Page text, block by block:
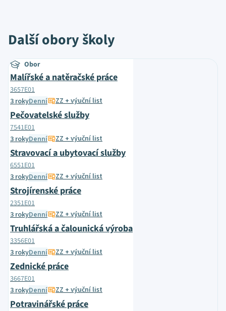
Další obory školy
Obor
Malířské a natěračské práce
3657E01
3 rokyDenní ZZ + výuční list
Pečovatelské služby
7541E01
3 rokyDenní ZZ + výuční list
Stravovací a ubytovací služby
6551E01
3 rokyDenní ZZ + výuční list
Strojírenské práce
2351E01
3 rokyDenní ZZ + výuční list
Truhlářská a čalounická výroba
3356E01
3 rokyDenní ZZ + výuční list
Zednické práce
3667E01
3 rokyDenní ZZ + výuční list
Potravinářské práce